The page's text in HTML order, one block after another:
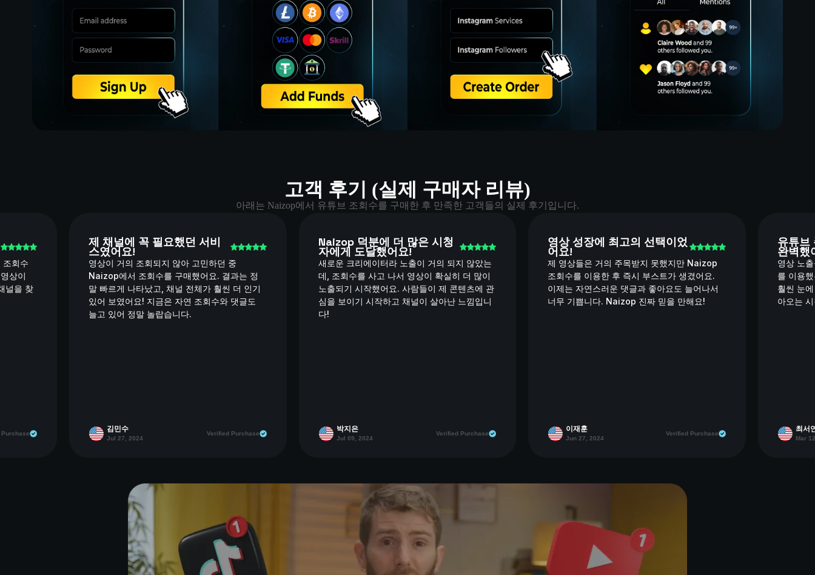
고객 후기 (실제 구매자 리뷰)
아래는 Naizop에서 유튜브 조회수를 구매한 후 만족한 고객들의 실제 후기입니다.
회수
상이
널을 찾
제 채널에 꼭 필요했던 서비
스였어요!
영상이 거의 조회되지 않아 고민하던 중
Naizop에서 조회수를 구매했어요. 결과는 정
말 빠르게 나타났고, 채널 전체가 훨씬 더 인기
있어 보였어요! 지금은 자연 조회수와 댓글도
늘고 있어 정말 놀랍습니다.
김민수
Jul 27, 2024
Verified Purchase
Naizop 덕분에 더 많은 시청
자에게 도달했어요!
새로운 크리에이터라 노출이 거의 되지 않았는
데, 조회수를 사고 나서 영상이 확실히 더 많이
노출되기 시작했어요. 사람들이 제 콘텐츠에 관
심을 보이기 시작하고 채널이 살아난 느낌입니
다!
박지은
Jul 09, 2024
Verified Purchase
영상 성장에 최고의 선택이었
어요!
제 영상들은 거의 주목받지 못했지만 Naizop
조회수를 이용한 후 즉시 부스트가 생겼어요.
이제는 자연스러운 댓글과 좋아요도 늘어나서
너무 기쁩니다. Naizop 진짜 믿을 만해요!
이재훈
Jun 27, 2024
Verified Purchase
유튜브
완벽했
영상 노
를 이용
훨씬 눈
아오는
최서
Mar